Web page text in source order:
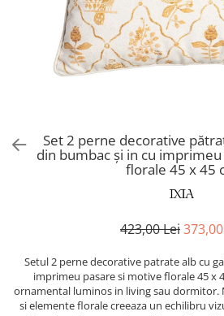
Masute Laterale
Mese Bar
Accesorii mese
Canapele
Canapele Extensibile
Canapele Sezlong
Console
Fotolii
Umbrele Exterior
Accesorii Exterior
Ghivece, Vase Exterior
Usi Decorative
Coloane decorative
Trofee, Taxidermii, Busturi
Cufere si valize decorative
Cutii decorative
Ghivece, Suporturi flori
Opritoare pentru usi
Suport ziare/reviste
Oglinzi cu picior
Clepsidra
Set 2 perne decorative
din bumbac și in cu
florale 45 x 45
423,00 Lei
Setul 2 perne decorative patrate alb cu
imprimeu pasare si motive florale 45 x
ornamental luminos in living sau dormitor.
si elemente florale creeaza un echilibru